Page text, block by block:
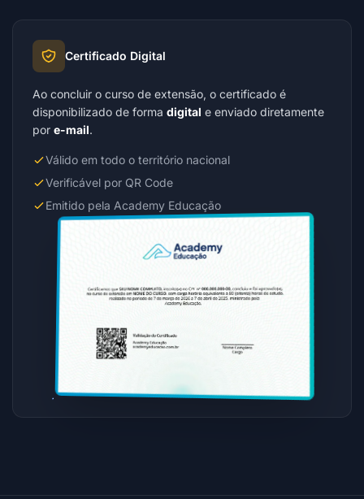
Certificado Digital
Ao concluir o curso de extensão, o certificado é
disponibilizado de forma digital e enviado diretamente
por e-mail.
Válido em todo o território nacional
Verificável por QR Code
Emitido pela Academy Educação